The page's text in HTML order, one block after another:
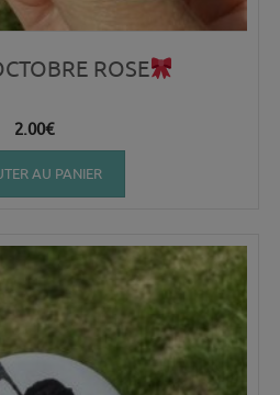
ROSE
2.00€
AU PANIER